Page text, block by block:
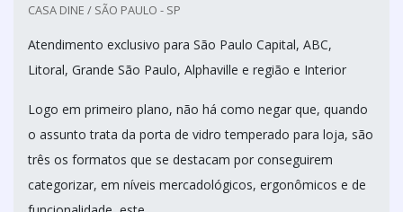
CASA DINE / SÃO PAULO - SP
Atendimento exclusivo para São Paulo Capital, ABC,
Litoral, Grande São Paulo, Alphaville e região e Interior
Logo em primeiro plano, não há como negar que, quando
o assunto trata da porta de vidro temperado para loja, são
três os formatos que se destacam por conseguirem
categorizar, em níveis mercadológicos, ergonômicos e de